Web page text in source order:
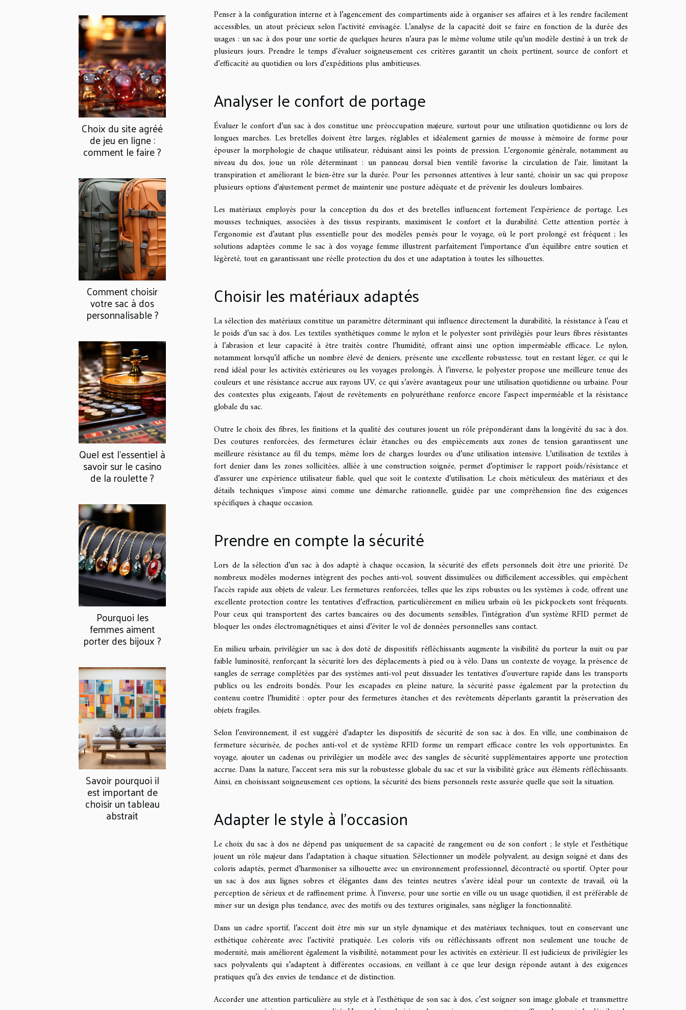
Choix du site agréé
de jeu en ligne :
comment le faire ?
Comment choisir
votre sac à dos
personnalisable ?
Quel est l’essentiel à
savoir sur le casino
de la roulette ?
Pourquoi les
femmes aiment
porter des bijoux ?
Savoir pourquoi il
est important de
choisir un tableau
abstrait
Penser à la configuration interne et à l’agencement des compartiments aide à organiser ses affaires et à les rendre facilement
accessibles, un atout précieux selon l’activité envisagée. L’analyse de la capacité doit se faire en fonction de la durée des
usages : un sac à dos pour une sortie de quelques heures n’aura pas le même volume utile qu’un modèle destiné à un trek de
plusieurs jours. Prendre le temps d’évaluer soigneusement ces critères garantit un choix pertinent, source de confort et
d’efficacité au quotidien ou lors d’expéditions plus ambitieuses.
Analyser le confort de portage
Évaluer le confort d’un sac à dos constitue une préoccupation majeure, surtout pour une utilisation quotidienne ou lors de
longues marches. Les bretelles doivent être larges, réglables et idéalement garnies de mousse à mémoire de forme pour
épouser la morphologie de chaque utilisateur, réduisant ainsi les points de pression. L’ergonomie générale, notamment au
niveau du dos, joue un rôle déterminant : un panneau dorsal bien ventilé favorise la circulation de l’air, limitant la
transpiration et améliorant le bien-être sur la durée. Pour les personnes attentives à leur santé, choisir un sac qui propose
plusieurs options d’ajustement permet de maintenir une posture adéquate et de prévenir les douleurs lombaires.
Les matériaux employés pour la conception du dos et des bretelles influencent fortement l’expérience de portage. Les
mousses techniques, associées à des tissus respirants, maximisent le confort et la durabilité. Cette attention portée à
l’ergonomie est d’autant plus essentielle pour des modèles pensés pour le voyage, où le port prolongé est fréquent ; les
solutions adaptées comme le sac à dos voyage femme illustrent parfaitement l’importance d’un équilibre entre soutien et
légèreté, tout en garantissant une réelle protection du dos et une adaptation à toutes les silhouettes.
Choisir les matériaux adaptés
La sélection des matériaux constitue un paramètre déterminant qui influence directement la durabilité, la résistance à l’eau et
le poids d’un sac à dos. Les textiles synthétiques comme le nylon et le polyester sont privilégiés pour leurs fibres résistantes
à l’abrasion et leur capacité à être traités contre l’humidité, offrant ainsi une option imperméable efficace. Le nylon,
notamment lorsqu’il affiche un nombre élevé de deniers, présente une excellente robustesse, tout en restant léger, ce qui le
rend idéal pour les activités extérieures ou les voyages prolongés. À l’inverse, le polyester propose une meilleure tenue des
couleurs et une résistance accrue aux rayons UV, ce qui s’avère avantageux pour une utilisation quotidienne ou urbaine. Pour
des contextes plus exigeants, l’ajout de revêtements en polyuréthane renforce encore l’aspect imperméable et la résistance
globale du sac.
Outre le choix des fibres, les finitions et la qualité des coutures jouent un rôle prépondérant dans la longévité du sac à dos.
Des coutures renforcées, des fermetures éclair étanches ou des empiècements aux zones de tension garantissent une
meilleure résistance au fil du temps, même lors de charges lourdes ou d’une utilisation intensive. L’utilisation de textiles à
fort denier dans les zones sollicitées, alliée à une construction soignée, permet d’optimiser le rapport poids/résistance et
d’assurer une expérience utilisateur fiable, quel que soit le contexte d’utilisation. Le choix méticuleux des matériaux et des
détails techniques s’impose ainsi comme une démarche rationnelle, guidée par une compréhension fine des exigences
spécifiques à chaque occasion.
Prendre en compte la sécurité
Lors de la sélection d’un sac à dos adapté à chaque occasion, la sécurité des effets personnels doit être une priorité. De
nombreux modèles modernes intègrent des poches anti-vol, souvent dissimulées ou difficilement accessibles, qui empêchent
l’accès rapide aux objets de valeur. Les fermetures renforcées, telles que les zips robustes ou les systèmes à code, offrent une
excellente protection contre les tentatives d’effraction, particulièrement en milieu urbain où les pickpockets sont fréquents.
Pour ceux qui transportent des cartes bancaires ou des documents sensibles, l’intégration d’un système RFID permet de
bloquer les ondes électromagnétiques et ainsi d’éviter le vol de données personnelles sans contact.
En milieu urbain, privilégier un sac à dos doté de dispositifs réfléchissants augmente la visibilité du porteur la nuit ou par
faible luminosité, renforçant la sécurité lors des déplacements à pied ou à vélo. Dans un contexte de voyage, la présence de
sangles de serrage complétées par des systèmes anti-vol peut dissuader les tentatives d’ouverture rapide dans les transports
publics ou les endroits bondés. Pour les escapades en pleine nature, la sécurité passe également par la protection du
contenu contre l’humidité : opter pour des fermetures étanches et des revêtements déperlants garantit la préservation des
objets fragiles.
Selon l’environnement, il est suggéré d’adapter les dispositifs de sécurité de son sac à dos. En ville, une combinaison de
fermeture sécurisée, de poches anti-vol et de système RFID forme un rempart efficace contre les vols opportunistes. En
voyage, ajouter un cadenas ou privilégier un modèle avec des sangles de sécurité supplémentaires apporte une protection
accrue. Dans la nature, l’accent sera mis sur la robustesse globale du sac et sur la visibilité grâce aux éléments réfléchissants.
Ainsi, en choisissant soigneusement ces options, la sécurité des biens personnels reste assurée quelle que soit la situation.
Adapter le style à l’occasion
Le choix du sac à dos ne dépend pas uniquement de sa capacité de rangement ou de son confort ; le style et l’esthétique
jouent un rôle majeur dans l’adaptation à chaque situation. Sélectionner un modèle polyvalent, au design soigné et dans des
coloris adaptés, permet d’harmoniser sa silhouette avec un environnement professionnel, décontracté ou sportif. Opter pour
un sac à dos aux lignes sobres et élégantes dans des teintes neutres s’avère idéal pour un contexte de travail, où la
perception de sérieux et de raffinement prime. À l’inverse, pour une sortie en ville ou un usage quotidien, il est préférable de
miser sur un design plus tendance, avec des motifs ou des textures originales, sans négliger la fonctionnalité.
Dans un cadre sportif, l’accent doit être mis sur un style dynamique et des matériaux techniques, tout en conservant une
esthétique cohérente avec l’activité pratiquée. Les coloris vifs ou réfléchissants offrent non seulement une touche de
modernité, mais améliorent également la visibilité, notamment pour les activités en extérieur. Il est judicieux de privilégier les
sacs polyvalents qui s’adaptent à différentes occasions, en veillant à ce que leur design réponde autant à des exigences
pratiques qu’à des envies de tendance et de distinction.
Accorder une attention particulière au style et à l’esthétique de son sac à dos, c’est soigner son image globale et transmettre